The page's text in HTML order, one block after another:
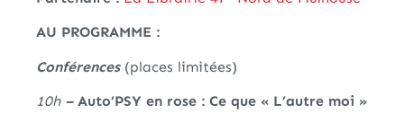
AU PROGRAMME :
Conférences(places limitées)
10h– Auto’PSY en rose : Ce que « L’autre moi »